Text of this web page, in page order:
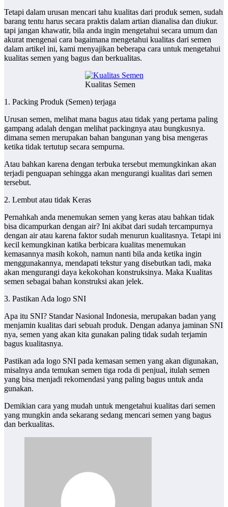
Tetapi dalam urusan mencari tahu kualitas dari produk semen, sudah
barang tentu harus secara praktis dalam artian dianalisa dan diukur.
tapi jangan khawatir, bila anda ingin mengetahui secara umum dan
akurat mengenai cara bagaimana mengetahui kualitas dari semen
dalam artikel ini, kami menyajikan beberapa cara untuk mengetahui
kualitas semen yang bagus dan berkualitas.
Kualitas Semen
1. Packing Produk (Semen) terjaga
Urusan semen, melihat mana bagus atau tidak yang pertama paling
gampang adalah dengan melihat packingnya atau bungkusnya.
dimana semen merupakan bahan bangunan yang bisa mengeras
ketika tidak tertutup secara sempurna.
Atau bahkan karena dengan terbuka tersebut memungkinkan akan
terjadi penguapan sehingga akan mengurangi kualitas dari semen
tersebut.
2. Lembut atau tidak Keras
Pernahkah anda menemukan semen yang keras atau bahkan tidak
bisa dicampurkan dengan air? Ini akibat dari sudah tercampurnya
dengan air atau karena faktor sudah menurun kualitasnya. Tetapi ini
kecil kemungkinan katika berbicara kualitas menemukan
kemasannya masih kokoh, namun nanti bila anda ketika ingin
menggunakannya, mendapati tekstur yang disebutkan tadi, maka
akan mengurangi daya kekokohan konstruksinya. Maka Kualitas
semen sebagai bahan konstruksi akan jelek.
3. Pastikan Ada logo SNI
Apa itu SNI? Standar Nasional Indonesia, merupakan badan yang
menjamin kualitas dari sebuah produk. Dengan adanya jaminan SNI
nya, semen yang akan kita gunakan paling tidak sudah terjamin
bagus kualitasnya.
Pastikan ada logo SNI pada kemasan semen yang akan digunakan,
misalnya anda temukan semen tiga roda di penjual, itulah semen
yang bisa menjadi rekomendasi yang paling bagus untuk anda
gunakan.
Demikian cara yang mudah untuk mengetahui kualitas dari semen
yang mungkin anda sekarang sedang mencari semen yang bagus
dan berkualitas.